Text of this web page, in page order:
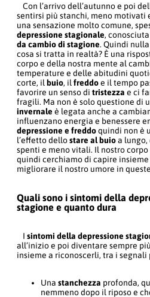
Con l’arrivo dell’autunno e poi
sentirsi più stanchi, meno motivati
una sensazione molto comune,
depressione stagionale,
da cambio di stagione. Quindi
cosa si tratta in realtà? È una
corpo e della nostra mente al
temperature e delle abitudini
corte, il buio, il freddoe il tempo
favorire un senso di tristezza e ci
fragili. Ma non è solo questione di
invernale è legata anche a
influenzano energia e benessere
depressione e freddoquindi non è
l’effetto dellostare al buioa lungo,
spenti e meno vitali. Il nostro
quindi cerchiamo di capire insieme
migliorare il nostro umore in
Quali sono i sintomi della
stagione e quanto dura
I sintomi della depressione
all’inizio e poi diventare sempre
insieme a riconoscerli, tra i segnali
Una stanchezza profonda,
nemmeno dopo il riposo e